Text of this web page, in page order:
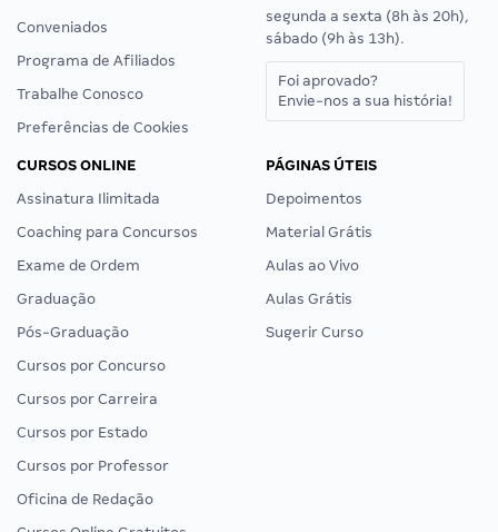
Conveniados
Programa de Afiliados
Trabalhe Conosco
Preferências de Cookies
segunda a sexta (8h às 20h),
sábado (9h às 13h).
Foi aprovado?
Envie-nos a sua história!
CURSOS ONLINE
Assinatura Ilimitada
Coaching para Concursos
Exame de Ordem
Graduação
Pós-Graduação
Cursos por Concurso
Cursos por Carreira
Cursos por Estado
Cursos por Professor
Oficina de Redação
PÁGINAS ÚTEIS
Depoimentos
Material Grátis
Aulas ao Vivo
Aulas Grátis
Sugerir Curso